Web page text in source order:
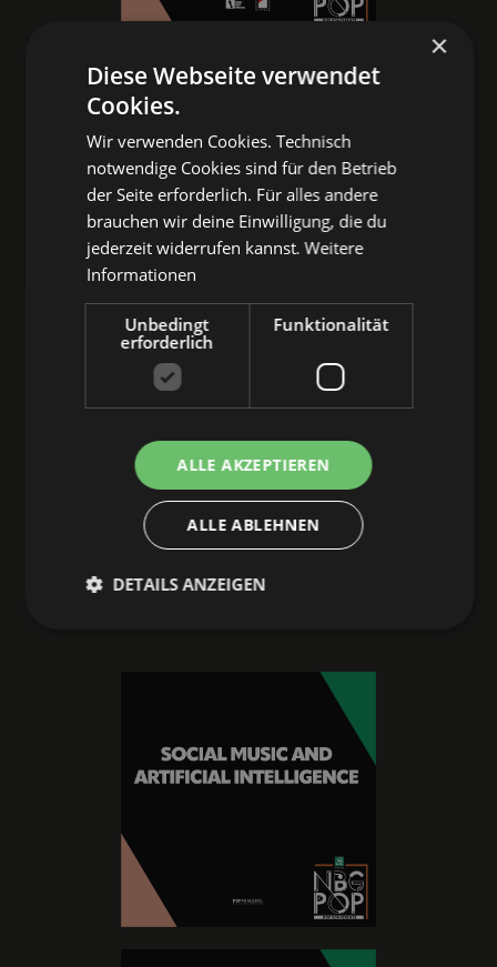
SATURDAY, OCTOBER
10
×
Diese Webseite verwendet
Cookies.
Wir verwenden Cookies. Technisch
notwendige Cookies sind für den Betrieb
der Seite erforderlich. Für alles andere
brauchen wir deine Einwilligung, die du
jederzeit widerrufen kannst.Weitere
Informationen
Unbedingt
erforderlich
Funktionalität
ALLE AKZEPTIEREN
ALLE ABLEHNEN
DETAILS ANZEIGEN